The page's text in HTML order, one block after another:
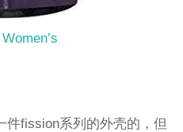
件fission系列的外壳的，但